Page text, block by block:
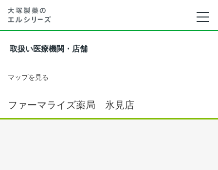
取扱い医療機関・店舗
マップを見る
ファーマライズ薬局 氷見店